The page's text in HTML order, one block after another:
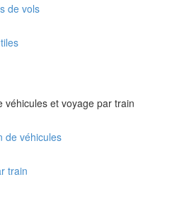
de vols
véhicules et voyage par train
de véhicules
train